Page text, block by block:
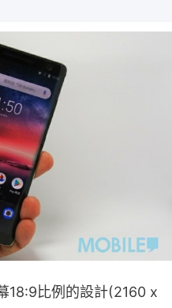
18:9比例的設計(2160 x